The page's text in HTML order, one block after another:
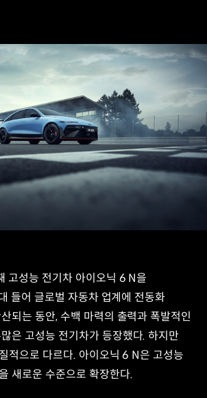
고성능 전기차 아이오닉 6 N을
들어 글로벌 자동차 업계에 전동화
되는 동안, 수백 마력의 출력과 폭발적인
은 고성능 전기차가 등장했다. 하지만
적으로 다르다. 아이오닉 6 N은 고성능
새로운 수준으로 확장한다.